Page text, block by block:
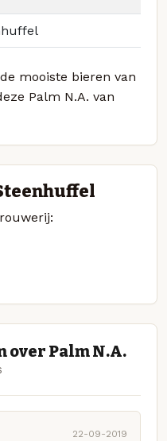
mooiste bieren van
Palm N.A. van
over Palm N.A.
22-09-2019